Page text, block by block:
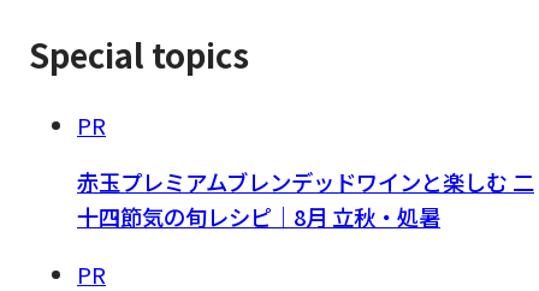
Special topics
PR
赤玉プレミアムブレンデッドワインと楽しむ 二
十四節気の旬レシピ｜8月 立秋・処暑
PR